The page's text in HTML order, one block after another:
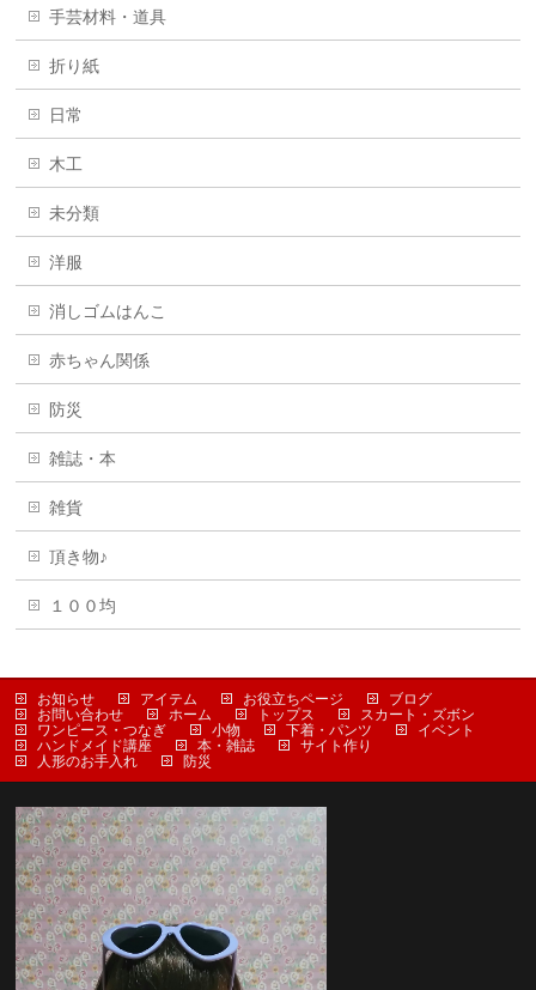
手芸材料・道具
折り紙
日常
木工
未分類
洋服
消しゴムはんこ
赤ちゃん関係
防災
雑誌・本
雑貨
頂き物♪
１００均
お知らせ アイテム お役立ちページ
ブログ
お問い合わせ
ホーム トップス
スカート・ズボン
ワンピース・つなぎ
小物 下着・パンツ
イベント
ハンドメイド講座
本・雑誌
サイト作り
人形のお手入れ
防災